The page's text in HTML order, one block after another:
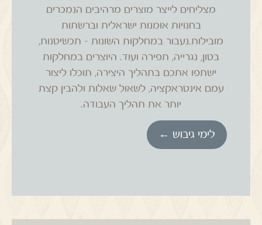
מצליחים לייצר מוצרים מרהיבים הנמכרים
בחנויות אומנות ישראלית וברשתות
מובילות.נעבור במחלקות השונות – תכשיטנות,
בטון, נגרייה, תפירה ועוד. היוצרים במחלקות
ישתפו אתכם בתהליך היצירה, תוכלו ליצור
עמם אינטראקציה, לשאול שאלות ולהבין קצת
יותר את תהליך העבודה.
לימי גיבוש ←